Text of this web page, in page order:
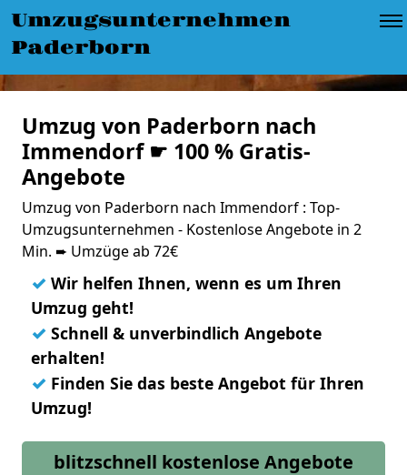
Umzugsunternehmen
Paderborn
Umzug von Paderborn nach
Immendorf ☛ 100 % Gratis-
Angebote
Umzug von Paderborn nach Immendorf : Top-
Umzugsunternehmen - Kostenlose Angebote in 2
Min. ➨ Umzüge ab 72€
✓ Wir helfen Ihnen, wenn es um Ihren
Umzug geht!
✓ Schnell & unverbindlich Angebote
erhalten!
✓ Finden Sie das beste Angebot für Ihren
Umzug!
blitzschnell kostenlose Angebote